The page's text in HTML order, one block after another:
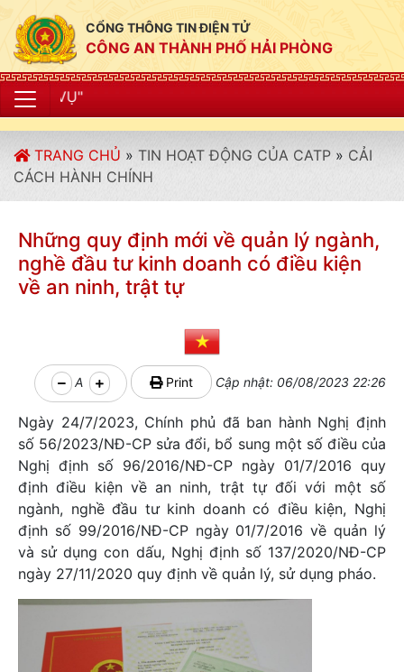
CỔNG THÔNG TIN ĐIỆN TỬ
CÔNG AN THÀNH PHỐ HẢI PHÒNG
TRANG CHỦ » TIN HOẠT ĐỘNG CỦA CATP » CẢI
CÁCH HÀNH CHÍNH
Những quy định mới về quản lý ngành,
nghề đầu tư kinh doanh có điều kiện
về an ninh, trật tự
A Print Cập nhật: 06/08/2023 22:26
Ngày 24/7/2023, Chính phủ đã ban hành Nghị định
số 56/2023/NĐ-CP sửa đổi, bổ sung một số điều của
Nghị định số 96/2016/NĐ-CP ngày 01/7/2016 quy
định điều kiện về an ninh, trật tự đối với một số
ngành, nghề đầu tư kinh doanh có điều kiện, Nghị
định số 99/2016/NĐ-CP ngày 01/7/2016 về quản lý
và sử dụng con dấu, Nghị định số 137/2020/NĐ-CP
ngày 27/11/2020 quy định về quản lý, sử dụng pháo.